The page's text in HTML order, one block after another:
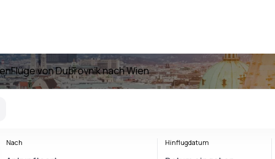
Flüge von Dubrovnik nach Wien
Nach Hinflugdatum